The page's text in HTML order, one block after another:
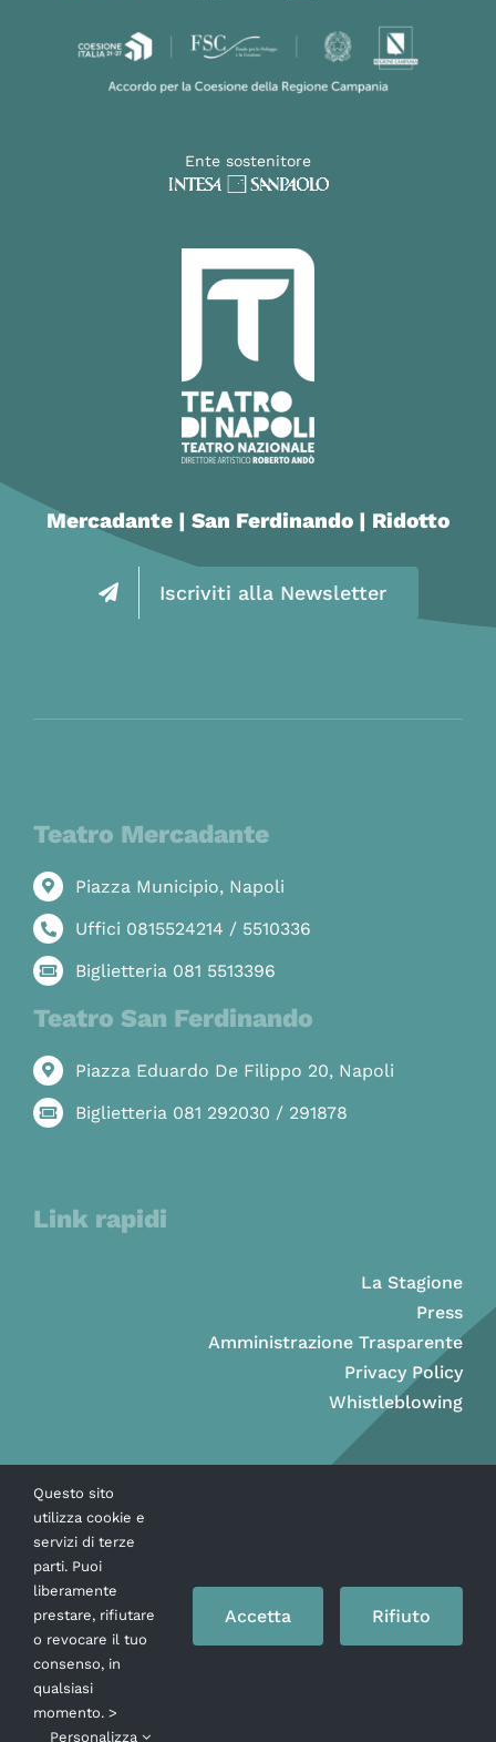
Ente sostenitore
Mercadante | San Ferdinando | Ridotto
Iscriviti alla Newsletter
Teatro Mercadante
Piazza Municipio, Napoli
Uffici 0815524214 / 5510336
Biglietteria 081 5513396
Teatro San Ferdinando
Piazza Eduardo De Filippo 20, Napoli
Biglietteria 081 292030 / 291878
Link rapidi
La Stagione
Press
Amministrazione Trasparente
Privacy Policy
Whistleblowing
Copyright © Ass. Teatro Stabile della Città di Napoli 2026
Questo sito
utilizza cookie e
servizi di terze
parti. Puoi
liberamente
prestare, rifiutare
o revocare il tuo
consenso, in
qualsiasi
momento. >
Personalizza
Accetta Rifiuto